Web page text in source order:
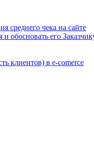
среднего чека на сайте
обосновать его
клиентов) в e-comerce